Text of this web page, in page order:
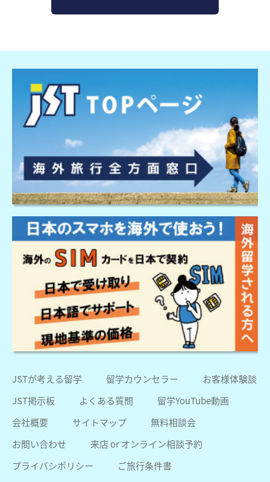
JSTが考える留学 留学カウンセラー
お客様体験談
JST掲示板
よくある質問
留学YouTube動画
会社概要
サイトマップ
無料相談会
お問い合わせ
来店 or オンライン相談予約
プライバシポリシー
ご旅行条件書